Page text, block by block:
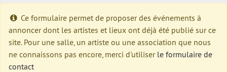
Ce formulaire permet de proposer des événements à
annoncer dont les artistes et lieux ont déjà été publié sur ce
site. Pour une salle, un artiste ou une association que nous
ne connaissons pas encore, merci d'utiliser le formulaire de
contact